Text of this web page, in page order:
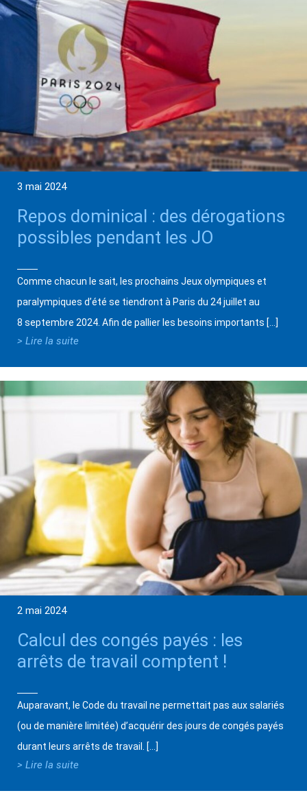
3 mai 2024
Repos dominical : des dérogations
possibles pendant les JO
Comme chacun le sait, les prochains Jeux olympiques et
paralympiques d’été se tiendront à Paris du 24 juillet au
8 septembre 2024. Afin de pallier les besoins importants […]
> Lire la suite
2 mai 2024
Calcul des congés payés : les
arrêts de travail comptent !
Auparavant, le Code du travail ne permettait pas aux salariés
(ou de manière limitée) d’acquérir des jours de congés payés
durant leurs arrêts de travail. […]
> Lire la suite